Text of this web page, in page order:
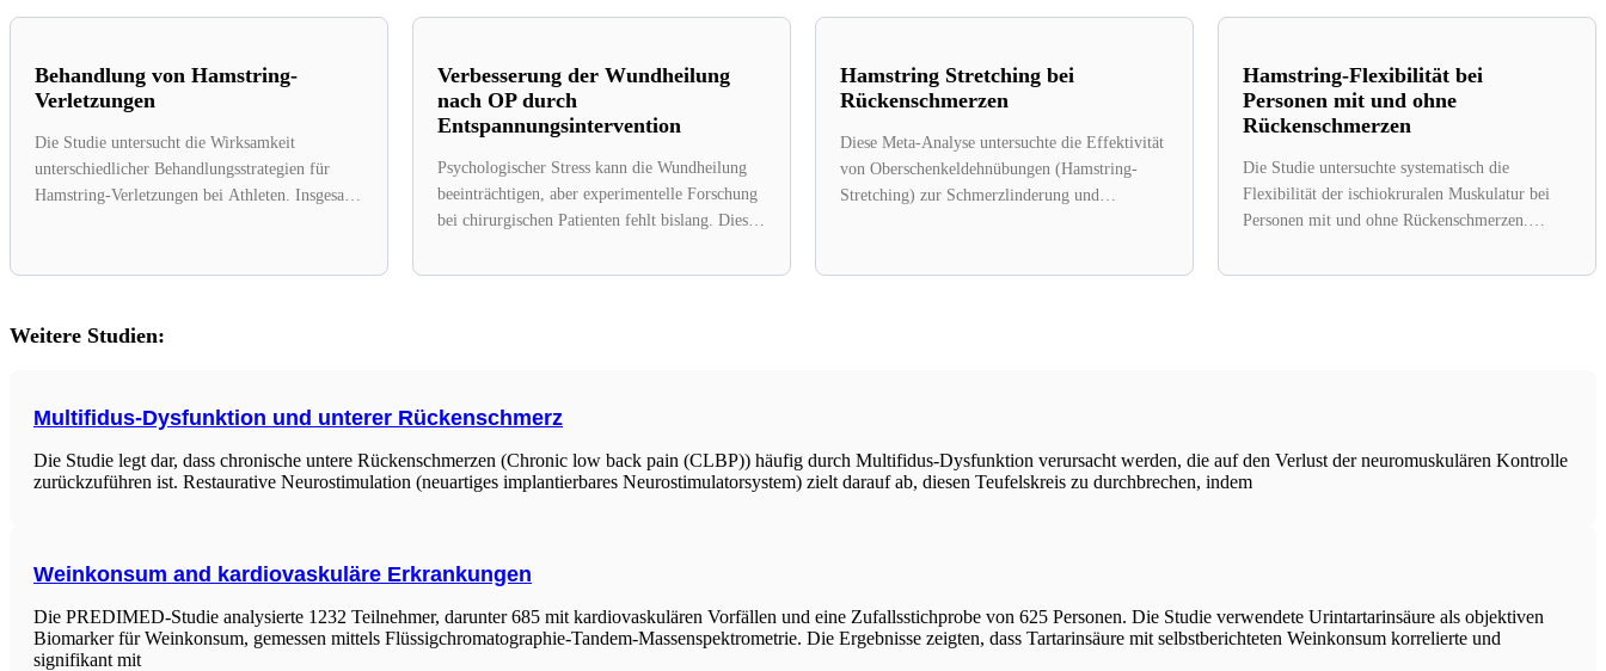
Behandlung von Hamstring-
Verletzungen
Die Studie untersucht die Wirksamkeit
unterschiedlicher Behandlungsstrategien für
Hamstring-Verletzungen bei Athleten. Insgesamt
Verbesserung der Wundheilung
nach OP durch
Entspannungsintervention
Psychologischer Stress kann die Wundheilung
beeinträchtigen, aber experimentelle Forschung
bei chirurgischen Patienten fehlt bislang. Diese
eine...
Hamstring Stretching bei
Rückenschmerzen
Diese Meta-Analyse untersuchte die Effektivität
von Oberschenkeldehnübungen (Hamstring-
Stretching) zur Schmerzlinderung und
Hamstring-Flexibilität bei
Personen mit und ohne
Rückenschmerzen
Die Studie untersuchte systematisch die
Flexibilität der ischiokruralen Muskulatur bei
Personen mit und ohne Rückenschmerzen.
Weitere Studien:
Multifidus-Dysfunktion und unterer Rückenschmerz
Die Studie legt dar, dass chronische untere Rückenschmerzen (Chronic low back pain (CLBP)) häufig durch Multifidus-Dysfunktion verursacht werden, die auf den Verlust der neuromuskulären Kontrolle
zurückzuführen ist. Restaurative Neurostimulation (neuartiges implantierbares Neurostimulatorsystem) zielt darauf ab, diesen Teufelskreis zu durchbrechen, indem
Weinkonsum and kardiovaskuläre Erkrankungen
Die PREDIMED-Studie analysierte 1232 Teilnehmer, darunter 685 mit kardiovaskulären Vorfällen und eine Zufallsstichprobe von 625 Personen. Die Studie verwendete Urintartarinsäure als objektiven
Biomarker für Weinkonsum, gemessen mittels Flüssigchromatographie-Tandem-Massenspektrometrie. Die Ergebnisse zeigten, dass Tartarinsäure mit selbstberichteten Weinkonsum korrelierte und
signifikant mit